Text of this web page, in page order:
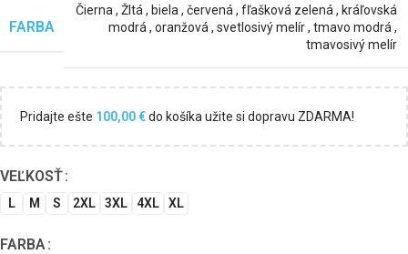
FARBA
Čierna , Žltá , biela , červená , fľašková zelená , kráľovská
modrá , oranžová , svetlosivý melír, tmavo modrá ,
tmavosivý melír
Pridajte ešte 100,00€do košíka užite si dopravu ZDARMA!
VEĽKOSŤ
L M S 2XL 3XL 4XL XL
FARBA